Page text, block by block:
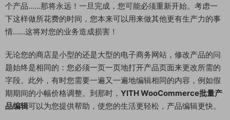
个产品……那将永远！一旦完成，您可能必须重新开始。考虑一
下这样做所花费的时间，您本来可以用来做其他更有生产力的事
情……这将对您的业务造成损害！
无论您的商店是小型的还是大型的电子商务网站，修改产品的问
题始终是相同的：您必须一页一页地打开产品页面来更改所需的
字段。此外，有时您需要一遍又一遍地编辑相同的内容，例如假
期期间的小幅价格调整。到那时， YITH WooCommerce批量产
品编辑可以为您提供帮助，使您的生活更轻松，产品编辑更快。